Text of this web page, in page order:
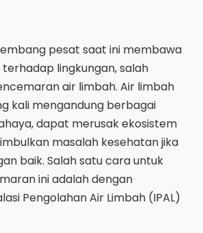
pesat saat ini membawa
lingkungan, salah
air limbah. Air limbah
kali mengandung berbagai
dapat merusak ekosistem
masalah kesehatan jika
baik. Salah satu cara untuk
ini adalah dengan
Pengolahan Air Limbah (IPAL)